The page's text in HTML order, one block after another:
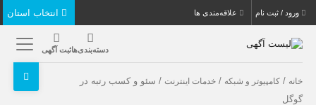
ورود / ثبت نام علاقه‌مندی ها
دسته‌بندی‌هاثبت آگهی
خانه /کامپیوتر و شبکه /خدمات اینترنت / سئو و کسب رتبه در
گوگل